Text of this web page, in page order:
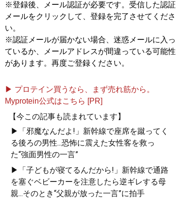
※登録後、メール認証が必要です。受信した認証
メールをクリックして、登録を完了させてくださ
い。
※認証メールが届かない場合、迷惑メールに入っ
ているか、メールアドレスが間違っている可能性
があります。再度ご登録ください。
▶ プロテイン買うなら、まず売れ筋から。
Myprotein公式はこちら [PR]
【今この記事も読まれています】
▶「邪魔なんだよ!」新幹線で座席を蹴ってく
る後ろの男性...恐怖に震えた女性客を救っ
た“強面男性の一言”
▶「子どもが寝てるんだから!」新幹線で通路
を塞ぐベビーカーを注意したら逆ギレする母
親...そのとき“父親が放った一言”に拍手